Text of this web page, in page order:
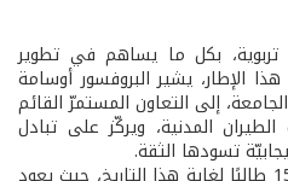
بكل ما يساهم في تطوير
الإطار، يشير البروفسور أوسامة
إلى التعاون المستمرّ القائم
المدنية، ويركّز على تبادل
تسودها الثقة.